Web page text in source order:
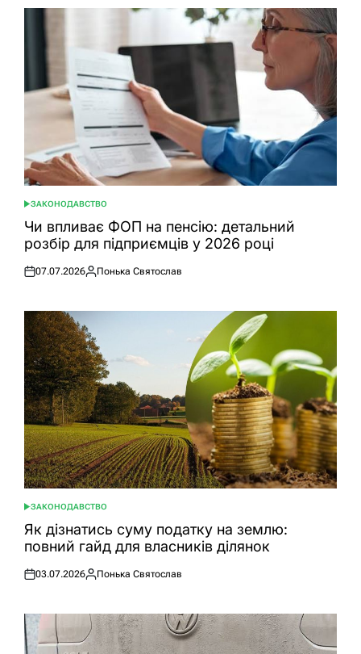
ОПУБЛІКУВАТИ
У
ЗАКОНОДАВСТВО
Чи впливає ФОП на пенсію: детальний
розбір для підприємців у 2026 році
Оприлюднено
07.07.2026
Опубліковано
Понька Святослав
ОПУБЛІКУВАТИ
У
ЗАКОНОДАВСТВО
Як дізнатись суму податку на землю:
повний гайд для власників ділянок
Оприлюднено
03.07.2026
Опубліковано
Понька Святослав